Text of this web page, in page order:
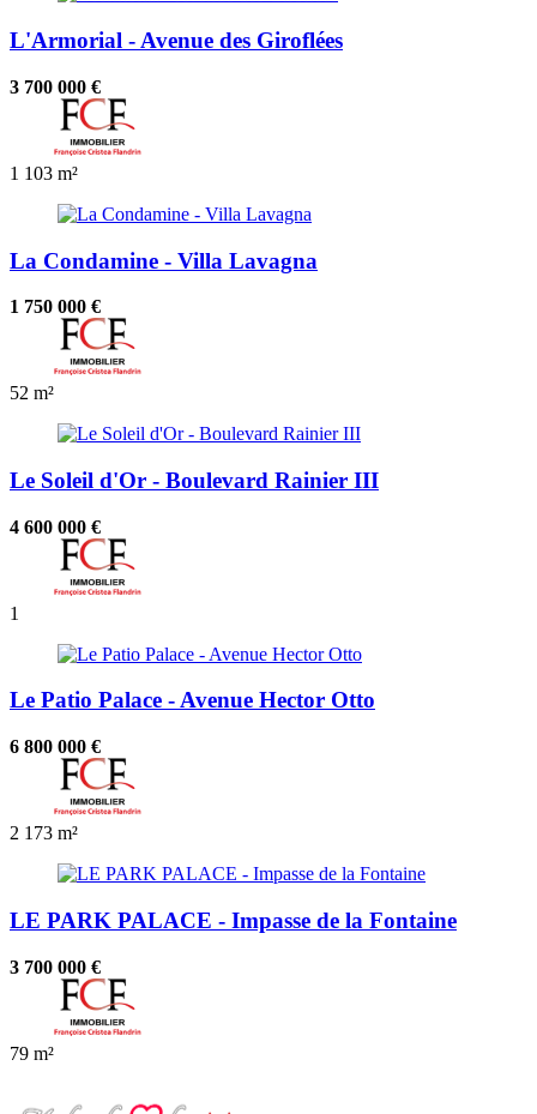
L'Armorial - Avenue des Giroflées
3 700 000 €
1 103 m²
La Condamine - Villa Lavagna
1 750 000 €
52 m²
Le Soleil d'Or - Boulevard Rainier III
4 600 000 €
1
Le Patio Palace - Avenue Hector Otto
6 800 000 €
2 173 m²
LE PARK PALACE - Impasse de la Fontaine
3 700 000 €
79 m²